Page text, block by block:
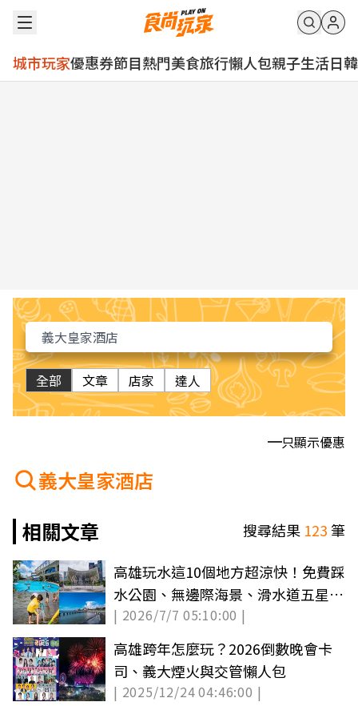
城市玩家優惠券節目熱門美食旅行懶人包親子生活日韓
全部 文章 店家 達人
只顯示優惠
義大皇家酒店
相關文章
搜尋結果 123筆
高雄玩水這10個地方超涼快！免費踩
水公園、無邊際海景、滑水道五星飯
店
| 2026/7/7 05:10:00 |
高雄跨年怎麼玩？2026倒數晚會卡
司、義大煙火與交管懶人包
| 2025/12/24 04:46:00 |